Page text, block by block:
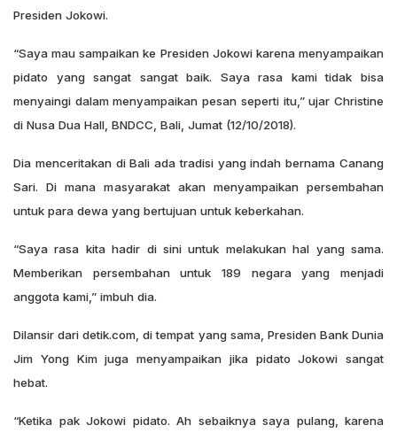
Presiden Jokowi.
“Saya mau sampaikan ke Presiden Jokowi karena menyampaikan
pidato yang sangat sangat baik. Saya rasa kami tidak bisa
menyaingi dalam menyampaikan pesan seperti itu,” ujar Christine
di Nusa Dua Hall, BNDCC, Bali, Jumat (12/10/2018).
Dia menceritakan di Bali ada tradisi yang indah bernama Canang
Sari. Di mana masyarakat akan menyampaikan persembahan
untuk para dewa yang bertujuan untuk keberkahan.
“Saya rasa kita hadir di sini untuk melakukan hal yang sama.
Memberikan persembahan untuk 189 negara yang menjadi
anggota kami,” imbuh dia.
Dilansir dari detik.com, di tempat yang sama, Presiden Bank Dunia
Jim Yong Kim juga menyampaikan jika pidato Jokowi sangat
hebat.
“Ketika pak Jokowi pidato. Ah sebaiknya saya pulang, karena